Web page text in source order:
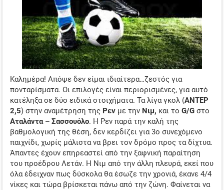
ΑΔΙΚΗΜΕΝΕΣ ΑΠΟ ΤΙΣ ΑΠΟΔΟΣΕΙΣ
ΤΙ ΠΑΙΖΟΥΜΕ ΕΜΕΙΣ
ΑΠΟΔΌΣΕΙΣ ΣΕ ΠΤΏΣΗ
ΔΥΑΔΑ ΚΑΛΩΝ ΑΠΟΔΟΣΕΩΝ
ΤΖΊΡΟΙ ΣΤΟΙΧΉΜΑΤΟΣ
ΠΡΟΤΕΙΝΌΜΕΝΑ SITES
ΠΡΌΓΡΑΜΜΑ TV
ΑΔΙΚΗΜΕΝΕΣ ΑΠΟ ΤΙΣ ΑΠΟΔΟΣΕΙΣ
Καλημέρα! Απόψε δεν είμαι ιδιαίτερα…ζεστός για
πονταρίσματα. Οι επιλογές είναι περιορισμένες, για αυτό
κατέληξα σε δύο ειδικά στοιχήματα. Τα λίγα γκολ (ΑΝΤΕΡ
2,5) στην αναμέτρηση της Ρεν με την Νιμ, και το G/G στο
Αταλάντα – Σασσουόλο. Η Ρεν παρά την καλή της
βαθμολογική της θέση, δεν κερδίζει για 3ο συνεχόμενο
παιχνίδι, χωρίς μάλιστα να βρει τον δρόμο προς τα δίχτυα.
Άπαντες έχουν επηρεαστεί από την ξαφνική παραίτηση
του προέδρου Λετάν. Η Νιμ από την άλλη πλευρά, εκεί που
όλα έδειχναν πως δύσκολα θα έσωζε την χρονιά, έκανε 4/4
νίκες και τώρα βρίσκεται πάνω από την ζώνη. Φαίνεται να